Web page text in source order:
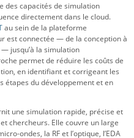
des capacités de simulation
directement dans le cloud.
au sein de la plateforme
est connectée — de la conception à
jusqu’à la simulation
permet de réduire les coûts de
en identifiant et corrigeant les
étapes du développement et en
une simulation rapide, précise et
chercheurs. Elle couvre un large
ondes, la RF et l’optique, l’EDA